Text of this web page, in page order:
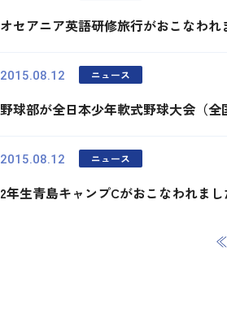
オセアニア英語研修旅行がおこなわれ
2015.08.12 ニュース
野球部が全日本少年軟式野球大会（全
2015.08.12 ニュース
2年生青島キャンプCがおこなわれまし